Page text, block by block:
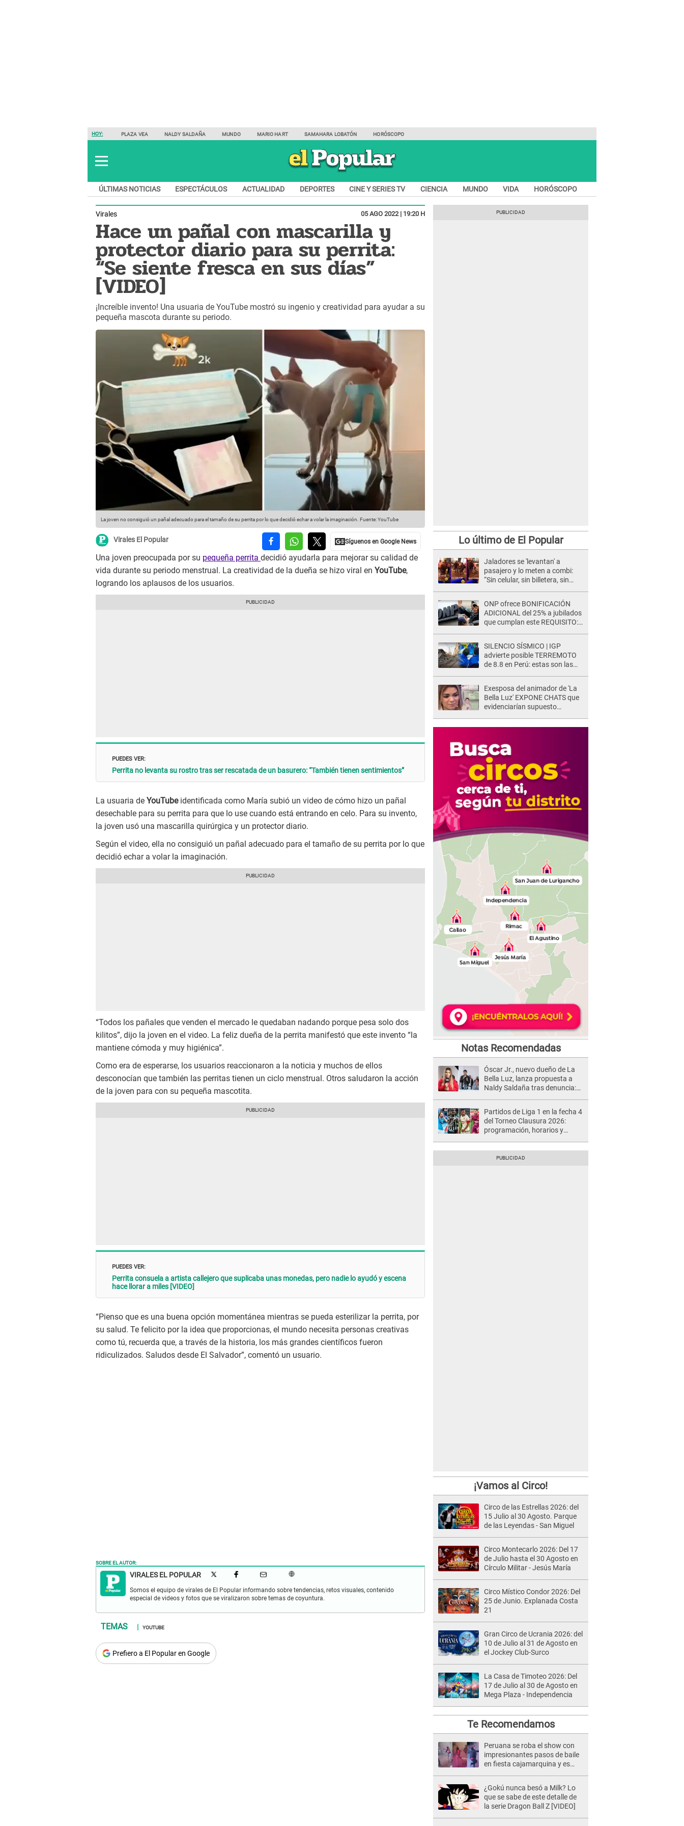
HOY: PLAZA VEA NALDY SALDAÑA MUNDO MARIO HART SAMAHARA LOBATÓN HORÓSCOPO
ÚLTIMAS NOTICIAS ESPECTÁCULOS ACTUALIDAD DEPORTES CINE Y SERIES TV CIENCIA MUNDO VIDA HORÓSCOPO
Virales 05 AGO 2022 | 19:20 H
Hace un pañal con mascarilla y
protector diario para su perrita:
“Se siente fresca en sus días”
[VIDEO]
¡Increíble invento! Una usuaria de YouTube mostró su ingenio y creatividad para ayudar a su
pequeña mascota durante su periodo.
La joven no consiguió un pañal adecuado para el tamaño de su perrita por lo que decidió echar a volar la imaginación. Fuente: YouTube
Virales El Popular
Una joven preocupada por su pequeña perrita decidió ayudarla para mejorar su calidad de
vida durante su periodo menstrual. La creatividad de la dueña se hizo viral en YouTube,
logrando los aplausos de los usuarios.
PUEDES VER:
Perrita no levanta su rostro tras ser rescatada de un basurero: “También tienen sentimientos”
La usuaria de YouTube identificada como María subió un video de cómo hizo un pañal
desechable para su perrita para que lo use cuando está entrando en celo. Para su invento,
la joven usó una mascarilla quirúrgica y un protector diario.
Según el video, ella no consiguió un pañal adecuado para el tamaño de su perrita por lo que
decidió echar a volar la imaginación.
“Todos los pañales que venden el mercado le quedaban nadando porque pesa solo dos
kilitos”, dijo la joven en el video. La feliz dueña de la perrita manifestó que este invento “la
mantiene cómoda y muy higiénica”.
Como era de esperarse, los usuarios reaccionaron a la noticia y muchos de ellos
desconocían que también las perritas tienen un ciclo menstrual. Otros saludaron la acción
de la joven para con su pequeña mascotita.
PUEDES VER:
Perrita consuela a artista callejero que suplicaba unas monedas, pero nadie lo ayudó y escena
hace llorar a miles [VIDEO]
“Pienso que es una buena opción momentánea mientras se pueda esterilizar la perrita, por
su salud. Te felicito por la idea que proporcionas, el mundo necesita personas creativas
como tú, recuerda que, a través de la historia, los más grandes científicos fueron
ridiculizados. Saludos desde El Salvador”, comentó un usuario.
SOBRE EL AUTOR:
VIRALES EL POPULAR
Somos el equipo de virales de El Popular informando sobre tendencias, retos visuales, contenido
especial de videos y fotos que se viralizaron sobre temas de coyuntura.
YOUTUBE
Prefiero a El Popular en Google
Lo último de El Popular
Jaladores se 'levantan' a
pasajero y lo meten a combi:
“Sin celular, sin billetera, sin
ONP ofrece BONIFICACIÓN
ADICIONAL del 25% a jubilados
que cumplan este REQUISITO:
SILENCIO SÍSMICO | IGP
advierte posible TERREMOTO
de 8.8 en Perú: estas son las
Exesposa del animador de 'La
Bella Luz' EXPONE CHATS que
evidenciarían supuesto
Notas Recomendadas
Óscar Jr., nuevo dueño de La
Bella Luz, lanza propuesta a
Naldy Saldaña tras denuncia:
Partidos de Liga 1 en la fecha 4
del Torneo Clausura 2026:
programación, horarios y
¡Vamos al Circo!
Circo de las Estrellas 2026: del
15 Julio al 30 Agosto. Parque
de las Leyendas - San Miguel
Circo Montecarlo 2026: Del 17
de Julio hasta el 30 Agosto en
Círculo Militar - Jesús María
Circo Místico Condor 2026: Del
25 de Junio. Explanada Costa
21
Gran Circo de Ucrania 2026: del
10 de Julio al 31 de Agosto en
el Jockey Club-Surco
La Casa de Timoteo 2026: Del
17 de Julio al 30 de Agosto en
Mega Plaza - Independencia
Te Recomendamos
Peruana se roba el show con
impresionantes pasos de baile
en fiesta cajamarquina y es
¿Gokú nunca besó a Milk? Lo
que se sabe de este detalle de
la serie Dragon Ball Z [VIDEO]